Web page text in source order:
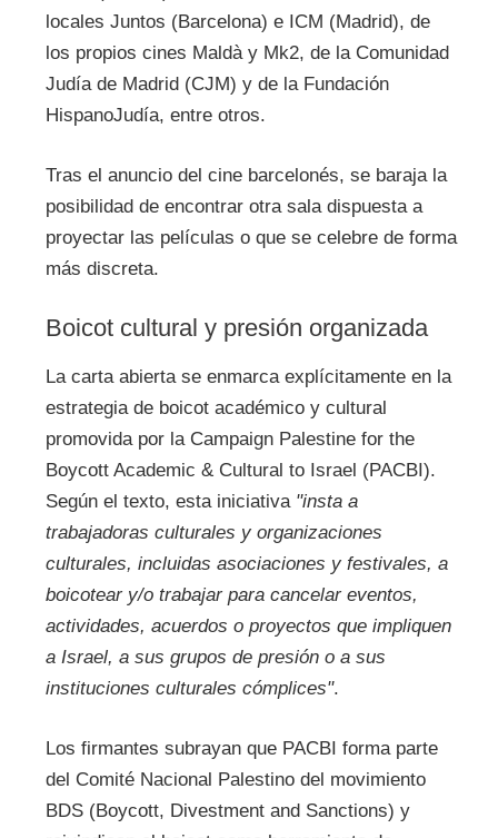
locales Juntos (Barcelona) e ICM (Madrid), de
los propios cines Maldà y Mk2, de la Comunidad
Judía de Madrid (CJM) y de la Fundación
HispanoJudía, entre otros.
Tras el anuncio del cine barcelonés, se baraja la
posibilidad de encontrar otra sala dispuesta a
proyectar las películas o que se celebre de forma
más discreta.
Boicot cultural y presión organizada
La carta abierta se enmarca explícitamente en la
estrategia de boicot académico y cultural
promovida por la Campaign Palestine for the
Boycott Academic & Cultural to Israel (PACBI).
Según el texto, esta iniciativa "insta a
trabajadoras culturales y organizaciones
culturales, incluidas asociaciones y festivales, a
boicotear y/o trabajar para cancelar eventos,
actividades, acuerdos o proyectos que impliquen
a Israel, a sus grupos de presión o a sus
instituciones culturales cómplices".
Los firmantes subrayan que PACBI forma parte
del Comité Nacional Palestino del movimiento
BDS (Boycott, Divestment and Sanctions) y